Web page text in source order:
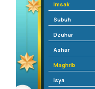
Imsak
Subuh
Dzuhur
Ashar
Maghrib
Isya